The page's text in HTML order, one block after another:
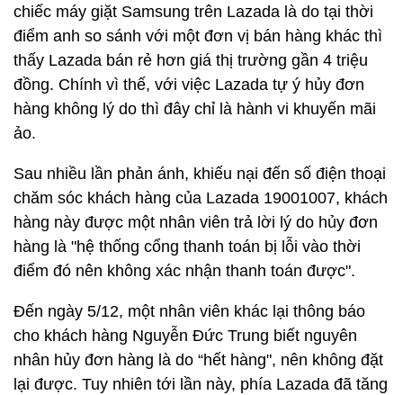
chiếc máy giặt Samsung trên Lazada là do tại thời
điểm anh so sánh với một đơn vị bán hàng khác thì
thấy Lazada bán rẻ hơn giá thị trường gần 4 triệu
đồng. Chính vì thế, với việc Lazada tự ý hủy đơn
hàng không lý do thì đây chỉ là hành vi khuyến mãi
ảo.
Sau nhiều lần phản ánh, khiếu nại đến số điện thoại
chăm sóc khách hàng của Lazada 19001007, khách
hàng này được một nhân viên trả lời lý do hủy đơn
hàng là "hệ thống cổng thanh toán bị lỗi vào thời
điểm đó nên không xác nhận thanh toán được".
Đến ngày 5/12, một nhân viên khác lại thông báo
cho khách hàng Nguyễn Đức Trung biết nguyên
nhân hủy đơn hàng là do “hết hàng", nên không đặt
lại được. Tuy nhiên tới lần này, phía Lazada đã tăng